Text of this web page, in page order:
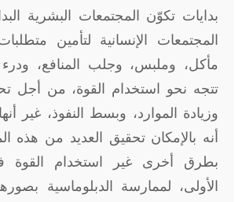
بدايات تكوّن المجتمعات البشرية
المجتمعات الإنسانية لتأمين
مأكل، وملبس، وجلب المنافع، ودرء
تتجه نحو استخدام القوة، من أجل
وزيادة الموارد، وبسط النفوذ، غير
أنه بالإمكان تحقيق العديد من هذه
بطرق أخرى غير استخدام القوة
الأولى، لممارسة الدبلوماسية